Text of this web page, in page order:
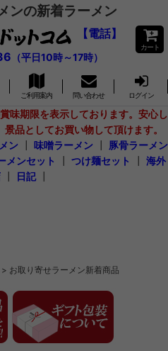
ンの新着ラーメン
【電話】
（平日10時～17時）
カート
ご利用案内 問い合わせ ログイン
味期限を表示しております。安心し
品としてお買い物して頂けます。
ン 味噌ラーメン
豚骨ラーメン
メンセット つけ麺セット
海外
日記┃
> お取り寄せラーメン新着商品